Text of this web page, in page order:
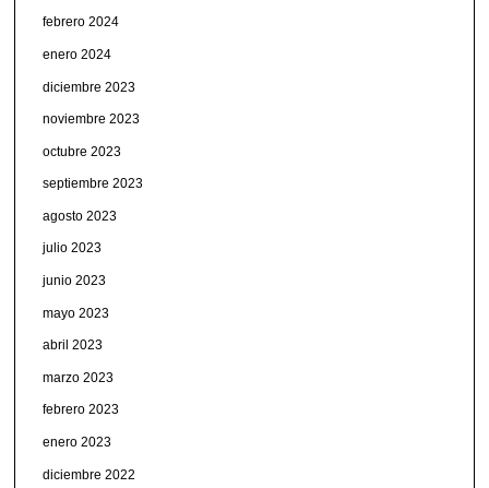
febrero 2024
enero 2024
diciembre 2023
noviembre 2023
octubre 2023
septiembre 2023
agosto 2023
julio 2023
junio 2023
mayo 2023
abril 2023
marzo 2023
febrero 2023
enero 2023
diciembre 2022